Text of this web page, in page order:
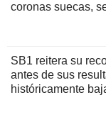
coronas suecas,
SB1 reitera su
antes de sus
históricamente